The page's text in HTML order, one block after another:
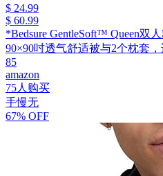
$ 24.99
$ 60.99
*Bedsure GentleSoft™ Queen双
90×90吋透气舒适被与2个枕套
85
amazon
75人购买
手慢无
67% OFF